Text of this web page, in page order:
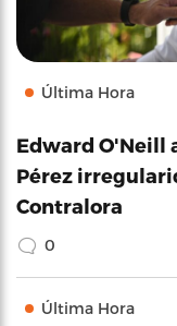
Última Hora
Edward O'Neill
Pérez
Contralora
0
Última Hora